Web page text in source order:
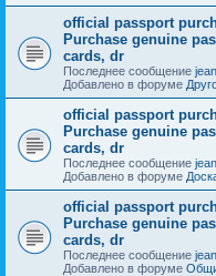
official passport
Purchase genuine
cards, dr
Последнее сообщение
Добавлено в форуме
official passport
Purchase genuine
cards, dr
Последнее сообщение
Добавлено в форуме
official passport
Purchase genuine
cards, dr
Последнее сообщение
Добавлено в форуме